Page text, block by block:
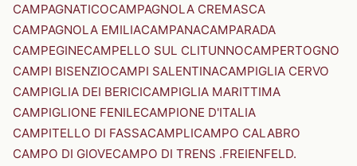
CAMPAGNATICOCAMPAGNOLA CREMASCA
CAMPAGNOLA EMILIACAMPANACAMPARADA
CAMPEGINECAMPELLO SUL CLITUNNOCAMPERTOGNO
CAMPI BISENZIOCAMPI SALENTINACAMPIGLIA CERVO
CAMPIGLIA DEI BERICICAMPIGLIA MARITTIMA
CAMPIGLIONE FENILECAMPIONE D'ITALIA
CAMPITELLO DI FASSACAMPLICAMPO CALABRO
CAMPO DI GIOVECAMPO DI TRENS .FREIENFELD.